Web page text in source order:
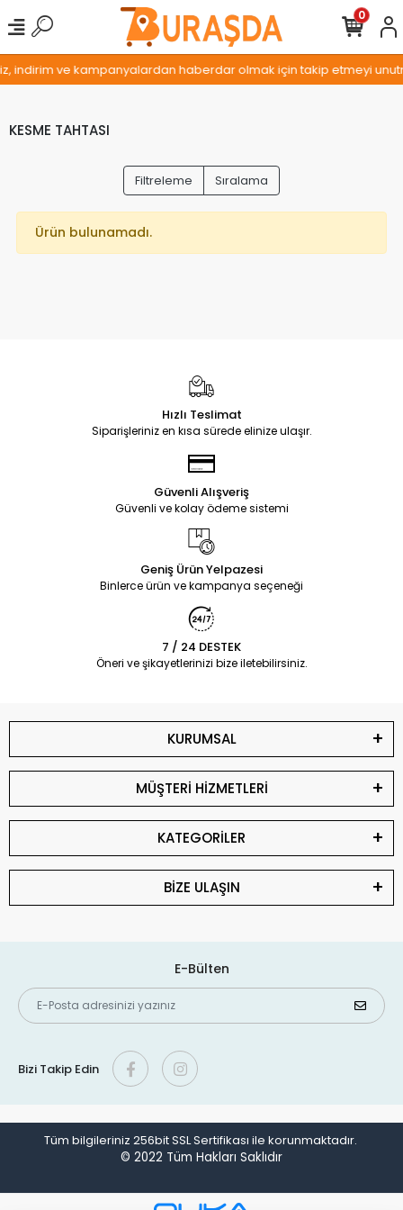
indirim ve kampanyalardan haberdar olmak için takip etmeyi
0
KESME TAHTASI
Filtreleme Sıralama
Ürün bulunamadı.
Hızlı Teslimat
Siparişleriniz en kısa sürede elinize ulaşır.
Güvenli Alışveriş
Güvenli ve kolay ödeme sistemi
Geniş Ürün Yelpazesi
Binlerce ürün ve kampanya seçeneği
7 / 24 DESTEK
Öneri ve şikayetlerinizi bize iletebilirsiniz.
KURUMSAL
MÜŞTERİ HİZMETLERİ
KATEGORİLER
BİZE ULAŞIN
E-Bülten
Bizi Takip Edin
Tüm bilgileriniz 256bit SSL Sertifikası ile korunmaktadır.
© 2022 Tüm Hakları Saklıdır